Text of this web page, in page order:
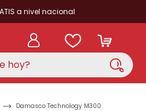
a nivel nacional
Damasco Technology M300